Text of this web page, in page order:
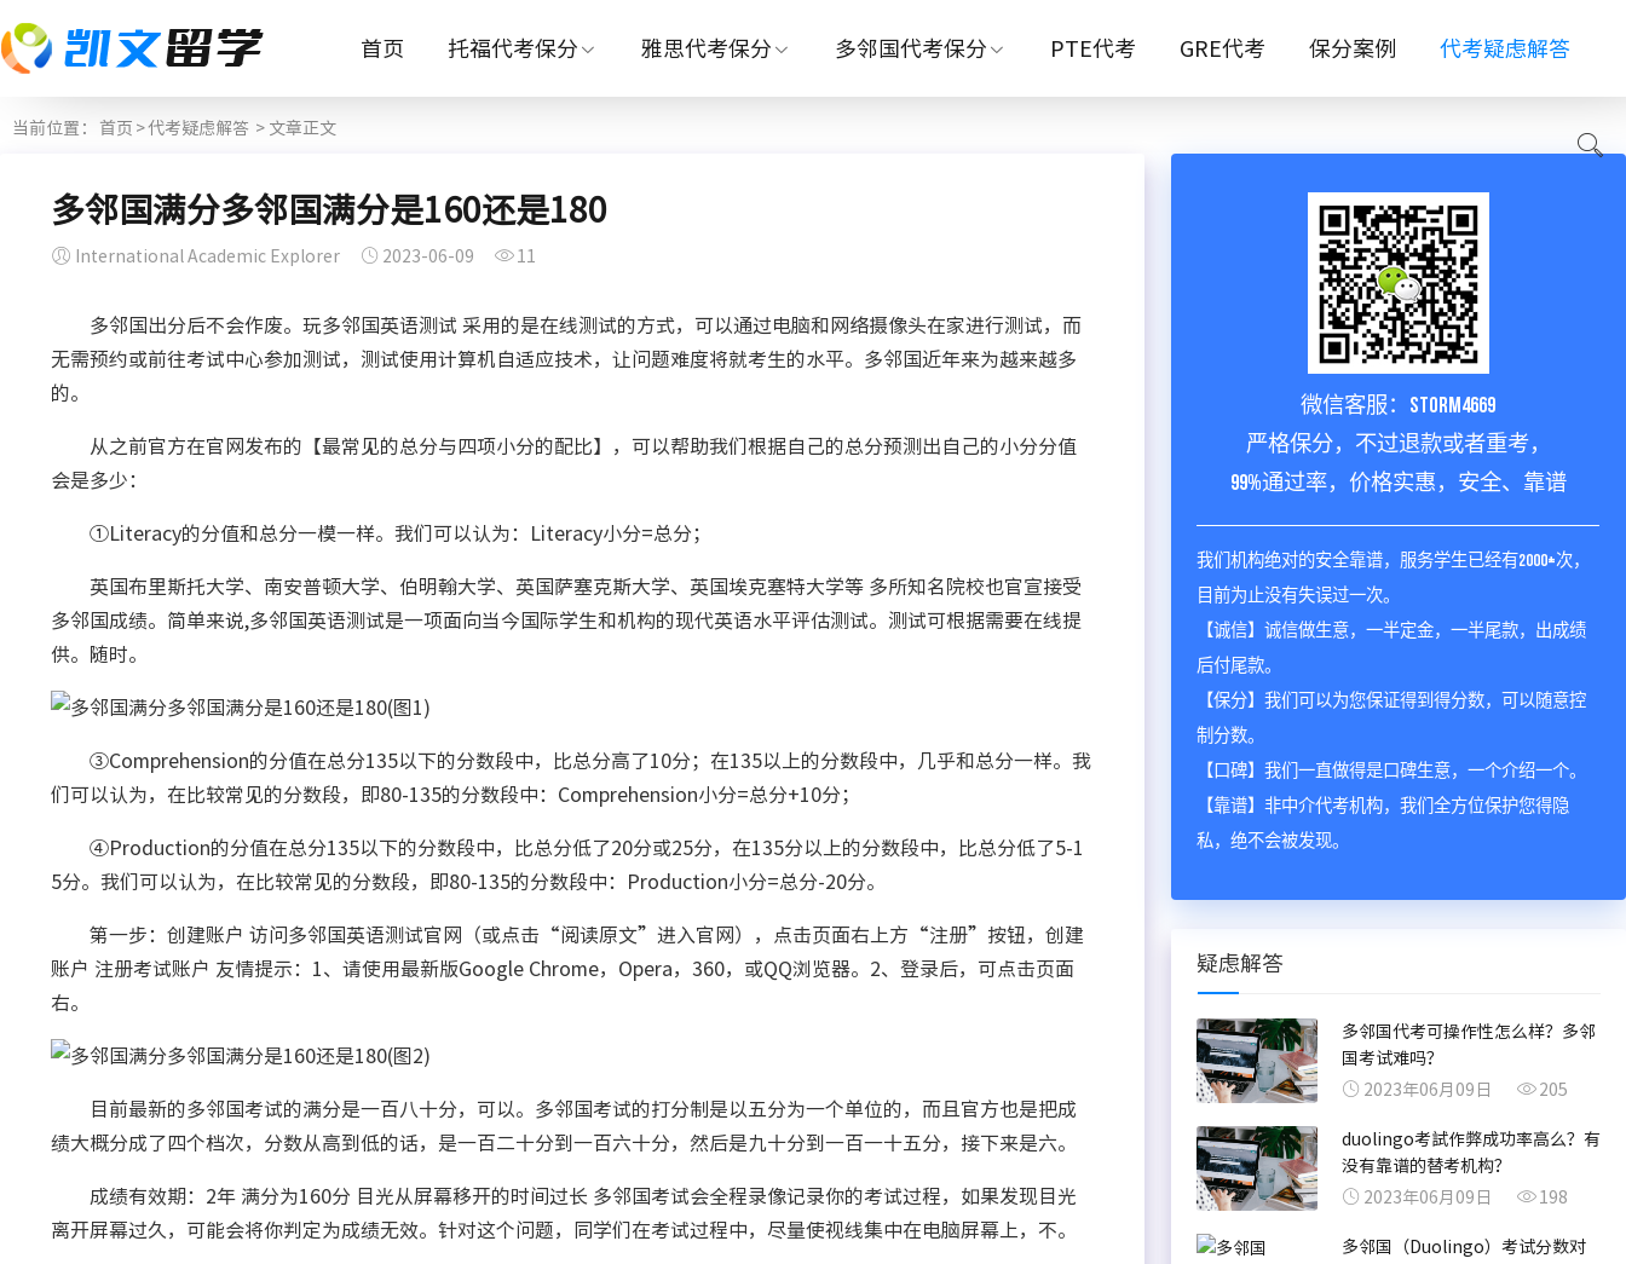
首页 托福代考保分 雅思代考保分 多邻国代考保分 PTE代考 GRE代考 保分案例 代考疑虑解答
当前位置： 首页 >代考疑虑解答 > 文章正文
多邻国满分多邻国满分是160还是180
International Academic Explorer 2023-06-09 11
多邻国出分后不会作废。玩多邻国英语测试 采用的是在线测试的方式，可以通过电脑和网络摄像头在家进行测试，而
无需预约或前往考试中心参加测试，测试使用计算机自适应技术，让问题难度将就考生的水平。多邻国近年来为越来越多
的。
从之前官方在官网发布的【最常见的总分与四项小分的配比】，可以帮助我们根据自己的总分预测出自己的小分分值
会是多少：
①Literacy的分值和总分一模一样。我们可以认为：Literacy小分=总分；
英国布里斯托大学、南安普顿大学、伯明翰大学、英国萨塞克斯大学、英国埃克塞特大学等 多所知名院校也官宣接受
多邻国成绩。简单来说,多邻国英语测试是一项面向当今国际学生和机构的现代英语水平评估测试。测试可根据需要在线提
供。随时。
③Comprehension的分值在总分135以下的分数段中，比总分高了10分；在135以上的分数段中，几乎和总分一样。我
们可以认为，在比较常见的分数段，即80-135的分数段中：Comprehension小分=总分+10分；
④Production的分值在总分135以下的分数段中，比总分低了20分或25分，在135分以上的分数段中，比总分低了5-1
5分。我们可以认为，在比较常见的分数段，即80-135的分数段中：Production小分=总分-20分。
第一步：创建账户 访问多邻国英语测试官网（或点击“阅读原文”进入官网），点击页面右上方“注册”按钮，创建
账户 注册考试账户 友情提示：1、请使用最新版Google Chrome，Opera，360，或QQ浏览器。2、登录后，可点击页面
右。
目前最新的多邻国考试的满分是一百八十分，可以。多邻国考试的打分制是以五分为一个单位的，而且官方也是把成
绩大概分成了四个档次，分数从高到低的话，是一百二十分到一百六十分，然后是九十分到一百一十五分，接下来是六。
成绩有效期：2年 满分为160分 目光从屏幕移开的时间过长 多邻国考试会全程录像记录你的考试过程，如果发现目光
离开屏幕过久，可能会将你判定为成绩无效。针对这个问题，同学们在考试过程中，尽量使视线集中在电脑屏幕上，不。
微信客服：storm4669
严格保分，不过退款或者重考，
99%通过率，价格实惠，安全、靠谱
我们机构绝对的安全靠谱，服务学生已经有2000+次，
目前为止没有失误过一次。
【诚信】诚信做生意，一半定金，一半尾款，出成绩
后付尾款。
【保分】我们可以为您保证得到得分数，可以随意控
制分数。
【口碑】我们一直做得是口碑生意，一个介绍一个。
【靠谱】非中介代考机构，我们全方位保护您得隐
私，绝不会被发现。
疑虑解答
多邻国代考可操作性怎么样？多邻
国考试难吗？
2023年06月09日
205
duolingo考試作弊成功率高么？有
没有靠谱的替考机构？
2023年06月09日
198
多邻国（Duolingo）考试分数对